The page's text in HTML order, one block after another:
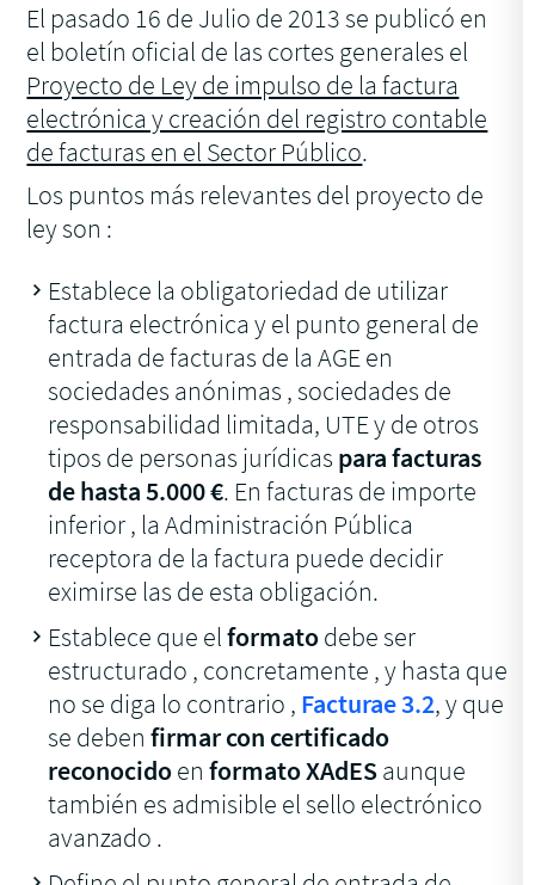
El pasado 16 de Julio de 2013 se publicó en
el boletín oficial de las cortes generales el
Proyecto de Ley de impulso de la factura
electrónica y creación del registro contable
de facturas en el Sector Público.
Los puntos más relevantes del proyecto de
ley son :
Establece la obligatoriedad de utilizar
factura electrónica y el punto general de
entrada de facturas de la AGE en
sociedades anónimas , sociedades de
responsabilidad limitada, UTE y de otros
tipos de personas jurídicas para facturas
de hasta 5.000 €. En facturas de importe
inferior , la Administración Pública
receptora de la factura puede decidir
eximirse las de esta obligación.
Establece que elformatodebe ser
estructurado , concretamente , y hasta que
no se diga lo contrario , Facturae 3.2, y que
se debenfirmar con certificado
reconocidoenformato XAdESaunque
también es admisible el sello electrónico
avanzado .